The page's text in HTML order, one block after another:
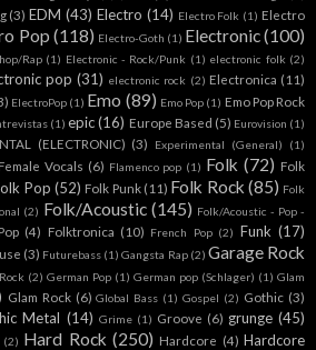
(3) EDM (43) Electro (14) Electro Folk (1) Electro
Pop (118) Electro-Goth (1) Electronic(100)
Rap (1) Electronic - Rock/Punk (1) electronic folk (2)
pop (31) electronic rock (2) Electronica (11)
ElectroPop (1) Emo (89) Emo Pop (1) Emo Pop Rock
(1) epic (16) Europe Based (5) Eurovision (1)
(ELECTRONIC) (3) Experimental (General) (1)
Female Vocals (6) Flamenco pop (1) Folk (72) Folk
Pop (52) Folk Punk (11) Folk Rock (85) Folk
(2) Folk/Acoustic (145) Folk/Acoustic - Pop -
(4) Folktronica (10) French Pop (2) Funk (17)
(3) Futurebass (1) Gangsta Rap (2) Garage Rock
(2) German Pop (1) German pop (Schlager) (1) Glam
Glam Rock (6) Global Bass (1) Gospel (2) Gothic (3)
Metal (14) Grime (1) Groove (6) grunge (45)
(2) Hard Rock (250) Hardcore (4) Hardcore